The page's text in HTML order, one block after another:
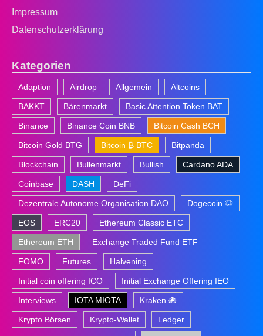
Impressum
Datenschutzerklärung
Kategorien
Adaption Airdrop Allgemein Altcoins
BAKKT Bärenmarkt Basic Attention Token BAT
Binance Binance Coin BNB Bitcoin Cash BCH
Bitcoin Gold BTG Bitcoin ₿ BTC Bitpanda
Blockchain Bullenmarkt Bullish Cardano ADA
Coinbase DASH DeFi
Dezentrale Autonome Organisation DAO Dogecoin 🐶
EOS ERC20 Ethereum Classic ETC
Ethereum ETH Exchange Traded Fund ETF
FOMO Futures Halvening
Initial coin offering ICO Initial Exchange Offering IEO
Interviews IOTA MIOTA Kraken 🐙
Krypto Börsen Krypto-Wallet Ledger